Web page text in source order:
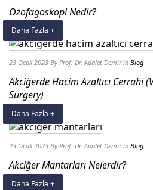
Özofagoskopi Nedir?
Daha Fazla +
23 Ocak 2023 By Prof. Dr. Adalet Demir in Blog
Akciğerde Hacim Azaltıcı Cerrahi
Surgery)
Daha Fazla +
23 Ocak 2023 By Prof. Dr. Adalet Demir in Blog
Akciğer Mantarları Nelerdir?
Daha Fazla +